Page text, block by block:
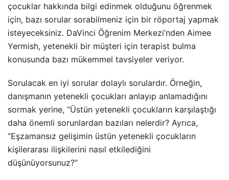
çocuklar hakkında bilgi edinmek olduğunu öğrenmek
için, bazı sorular sorabilmeniz için bir röportaj yapmak
isteyeceksiniz. DaVinci Öğrenim Merkezi’nden Aimee
Yermish, yetenekli bir müşteri için terapist bulma
konusunda bazı mükemmel tavsiyeler veriyor.
Sorulacak en iyi sorular dolaylı sorulardır. Örneğin,
danışmanın yetenekli çocukları anlayıp anlamadığını
sormak yerine, “Üstün yetenekli çocukların karşılaştığı
daha önemli sorunlardan bazıları nelerdir? Ayrıca,
“Eşzamansız gelişimin üstün yetenekli çocukların
kişilerarası ilişkilerini nasıl etkilediğini
düşünüyorsunuz?”